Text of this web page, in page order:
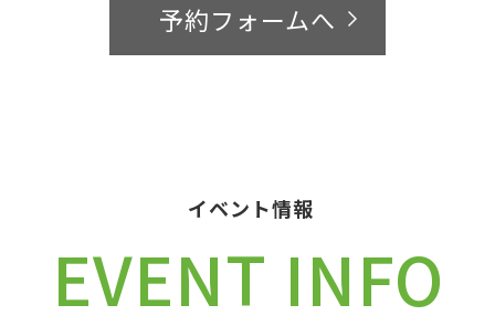
予約フォームへ
イベント情報
EVENT INFO